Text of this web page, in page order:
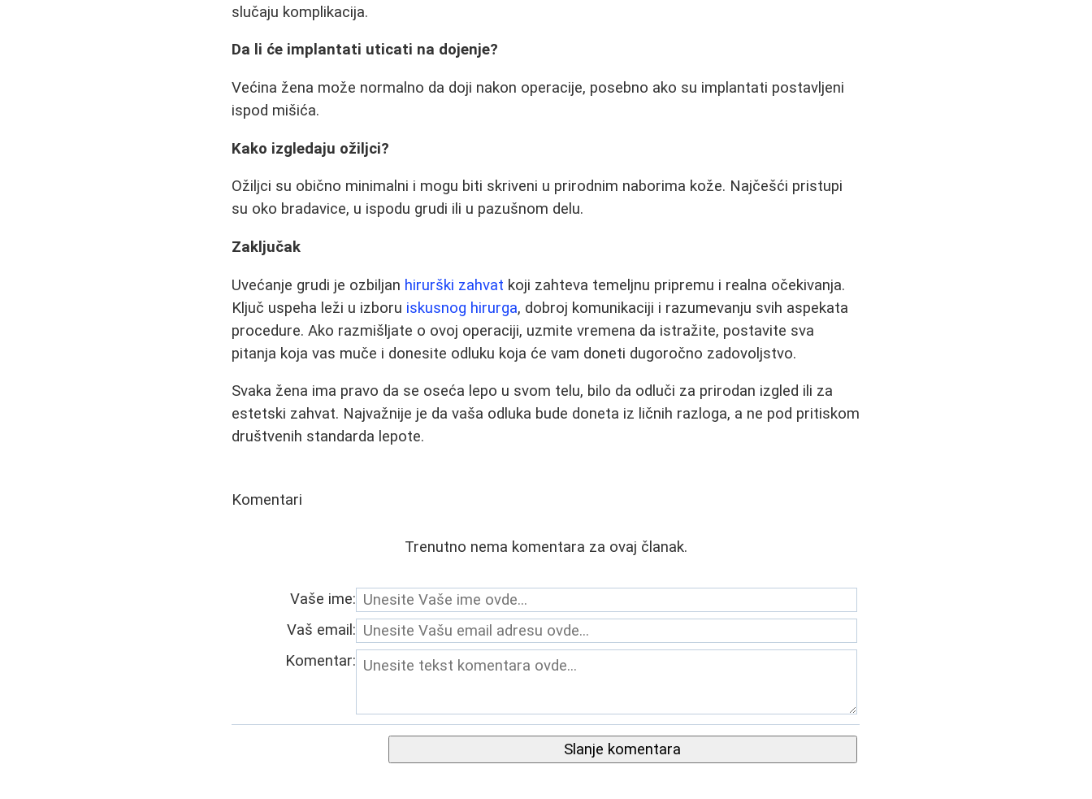
slučaju komplikacija.
Da li će implantati uticati na dojenje?
Većina žena može normalno da doji nakon operacije, posebno ako su implantati postavljeni
ispod mišića.
Kako izgledaju ožiljci?
Ožiljci su obično minimalni i mogu biti skriveni u prirodnim naborima kože. Najčešći pristupi
su oko bradavice, u ispodu grudi ili u pazušnom delu.
Zaključak
Uvećanje grudi je ozbiljan hirurški zahvat koji zahteva temeljnu pripremu i realna očekivanja.
Ključ uspeha leži u izboru iskusnog hirurga, dobroj komunikaciji i razumevanju svih aspekata
procedure. Ako razmišljate o ovoj operaciji, uzmite vremena da istražite, postavite sva
pitanja koja vas muče i donesite odluku koja će vam doneti dugoročno zadovoljstvo.
Svaka žena ima pravo da se oseća lepo u svom telu, bilo da odluči za prirodan izgled ili za
estetski zahvat. Najvažnije je da vaša odluka bude doneta iz ličnih razloga, a ne pod pritiskom
društvenih standarda lepote.
Komentari
Trenutno nema komentara za ovaj članak.
Vaše ime:
Vaš email:
Komentar:
Slanje komentara